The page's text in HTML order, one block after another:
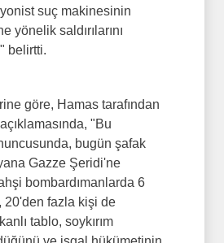
suç makinesinin
yönelik saldırılarını
belirtti.
göre, Hamas tarafından
"Bu
bugün şafak
Gazze Şeridi'ne
bombardımanlarda 6
20'den fazla kişi de
tablo, soykırım